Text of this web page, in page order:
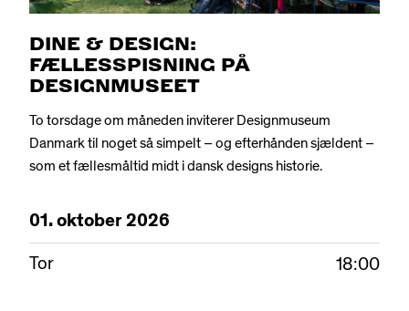
DINE & DESIGN:
FÆLLESSPISNING PÅ
DESIGNMUSEET
To torsdage om måneden inviterer Designmuseum
Danmark til noget så simpelt – og efterhånden sjældent –
som et fællesmåltid midt i dansk designs historie.
01.oktober2026
Tor 18:00